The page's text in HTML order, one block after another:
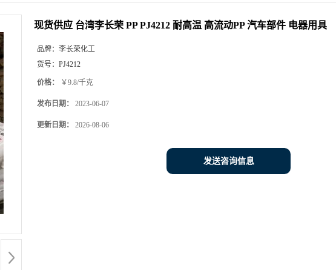
现货供应 台湾李长荣 PP PJ4212 耐高温 高流动PP 汽车部件 电器用具
品牌： 李长荣化工
货号： PJ4212
价格： ￥9.8/千克
发布日期： 2023-06-07
更新日期： 2026-08-06
发送咨询信息